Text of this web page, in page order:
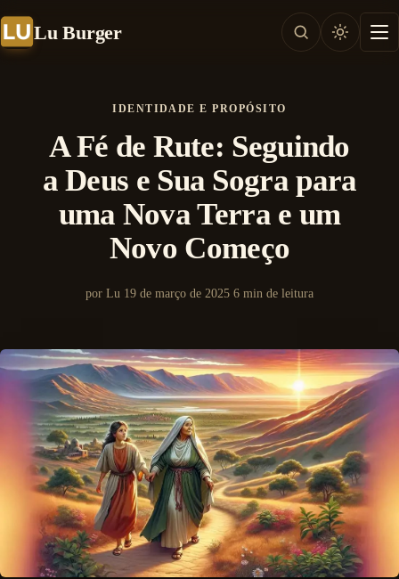
Lu Burger
IDENTIDADE E PROPÓSITO
A Fé de Rute: Seguindo
a Deus e Sua Sogra para
uma Nova Terra e um
Novo Começo
por Lu 19 de março de 2025 6 min de leitura